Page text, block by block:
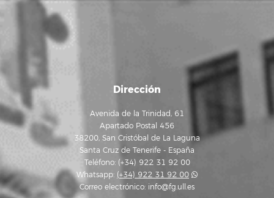
Dirección
Avenida de la Trinidad, 61
Apartado Postal 456
38200, San Cristóbal de La Laguna
Santa Cruz de Tenerife - España
Teléfono: (+34) 922 31 92 00
Whatsapp: (+34) 922 31 92 00
Correo electrónico: info@fg.ull.es